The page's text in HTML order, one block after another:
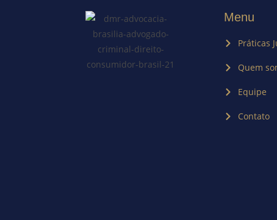
Menu
Práticas
Quem
Equipe
Contato